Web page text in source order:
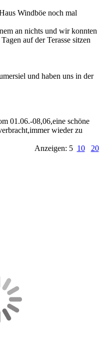
Windböe noch mal
an nichts und wir konnten
auf der Terasse sitzen
und haben uns in der
01.06.-08,06,eine schöne
wieder zu
Anzeigen: 5 10 20